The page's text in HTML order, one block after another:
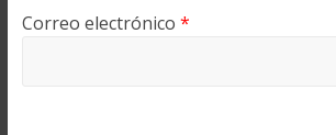
Correo electrónico *